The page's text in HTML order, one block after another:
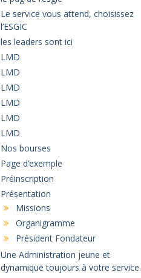
Le service vous attend, choisissez
l’ESGIC
les leaders sont ici
LMD
LMD
LMD
LMD
LMD
LMD
Nos bourses
Page d’exemple
Préinscription
Présentation
Missions
Organigramme
Président Fondateur
Une Administration jeune et
dynamique toujours à votre service.